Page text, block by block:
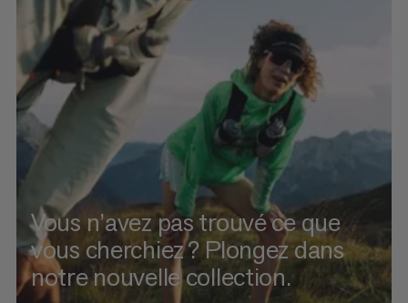
Vous n’avez pas trouvé ce que
vous cherchiez ? Plongez dans
notre nouvelle collection.